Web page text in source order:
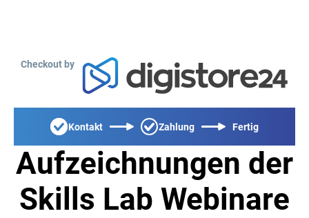
Checkout by
Kontakt Zahlung Fertig
Aufzeichnungen der
Skills Lab Webinare